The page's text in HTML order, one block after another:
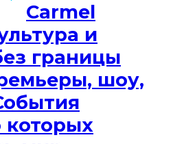
Сarmel
и
границы
шоу,
которых